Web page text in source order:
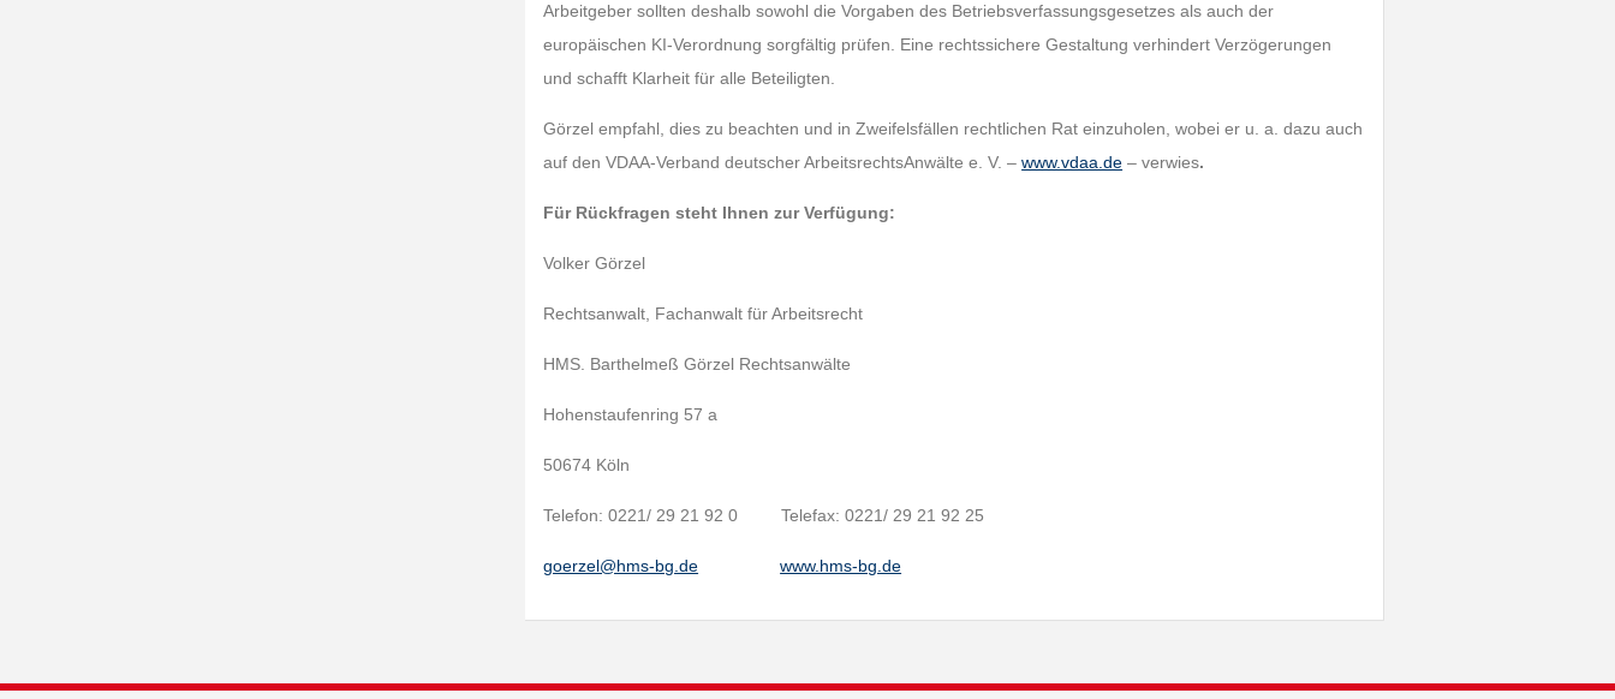
Arbeitgeber sollten deshalb sowohl die Vorgaben des Betriebsverfassungsgesetzes als auch der
europäischen KI-Verordnung sorgfältig prüfen. Eine rechtssichere Gestaltung verhindert Verzögerungen
und schafft Klarheit für alle Beteiligten.
Görzel empfahl, dies zu beachten und in Zweifelsfällen rechtlichen Rat einzuholen, wobei er u. a. dazu auch
auf den VDAA-Verband deutscher ArbeitsrechtsAnwälte e. V. –www.vdaa.de – verwies.
Für Rückfragen steht Ihnen zur Verfügung:
Volker Görzel
Rechtsanwalt, Fachanwalt für Arbeitsrecht
HMS. Barthelmeß Görzel Rechtsanwälte
Hohenstaufenring 57 a
50674 Köln
Telefon: 0221/ 29 21 92 0 Telefax: 0221/ 29 21 92 25
goerzel@hms-bg.de www.hms-bg.de